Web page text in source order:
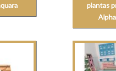
plantas